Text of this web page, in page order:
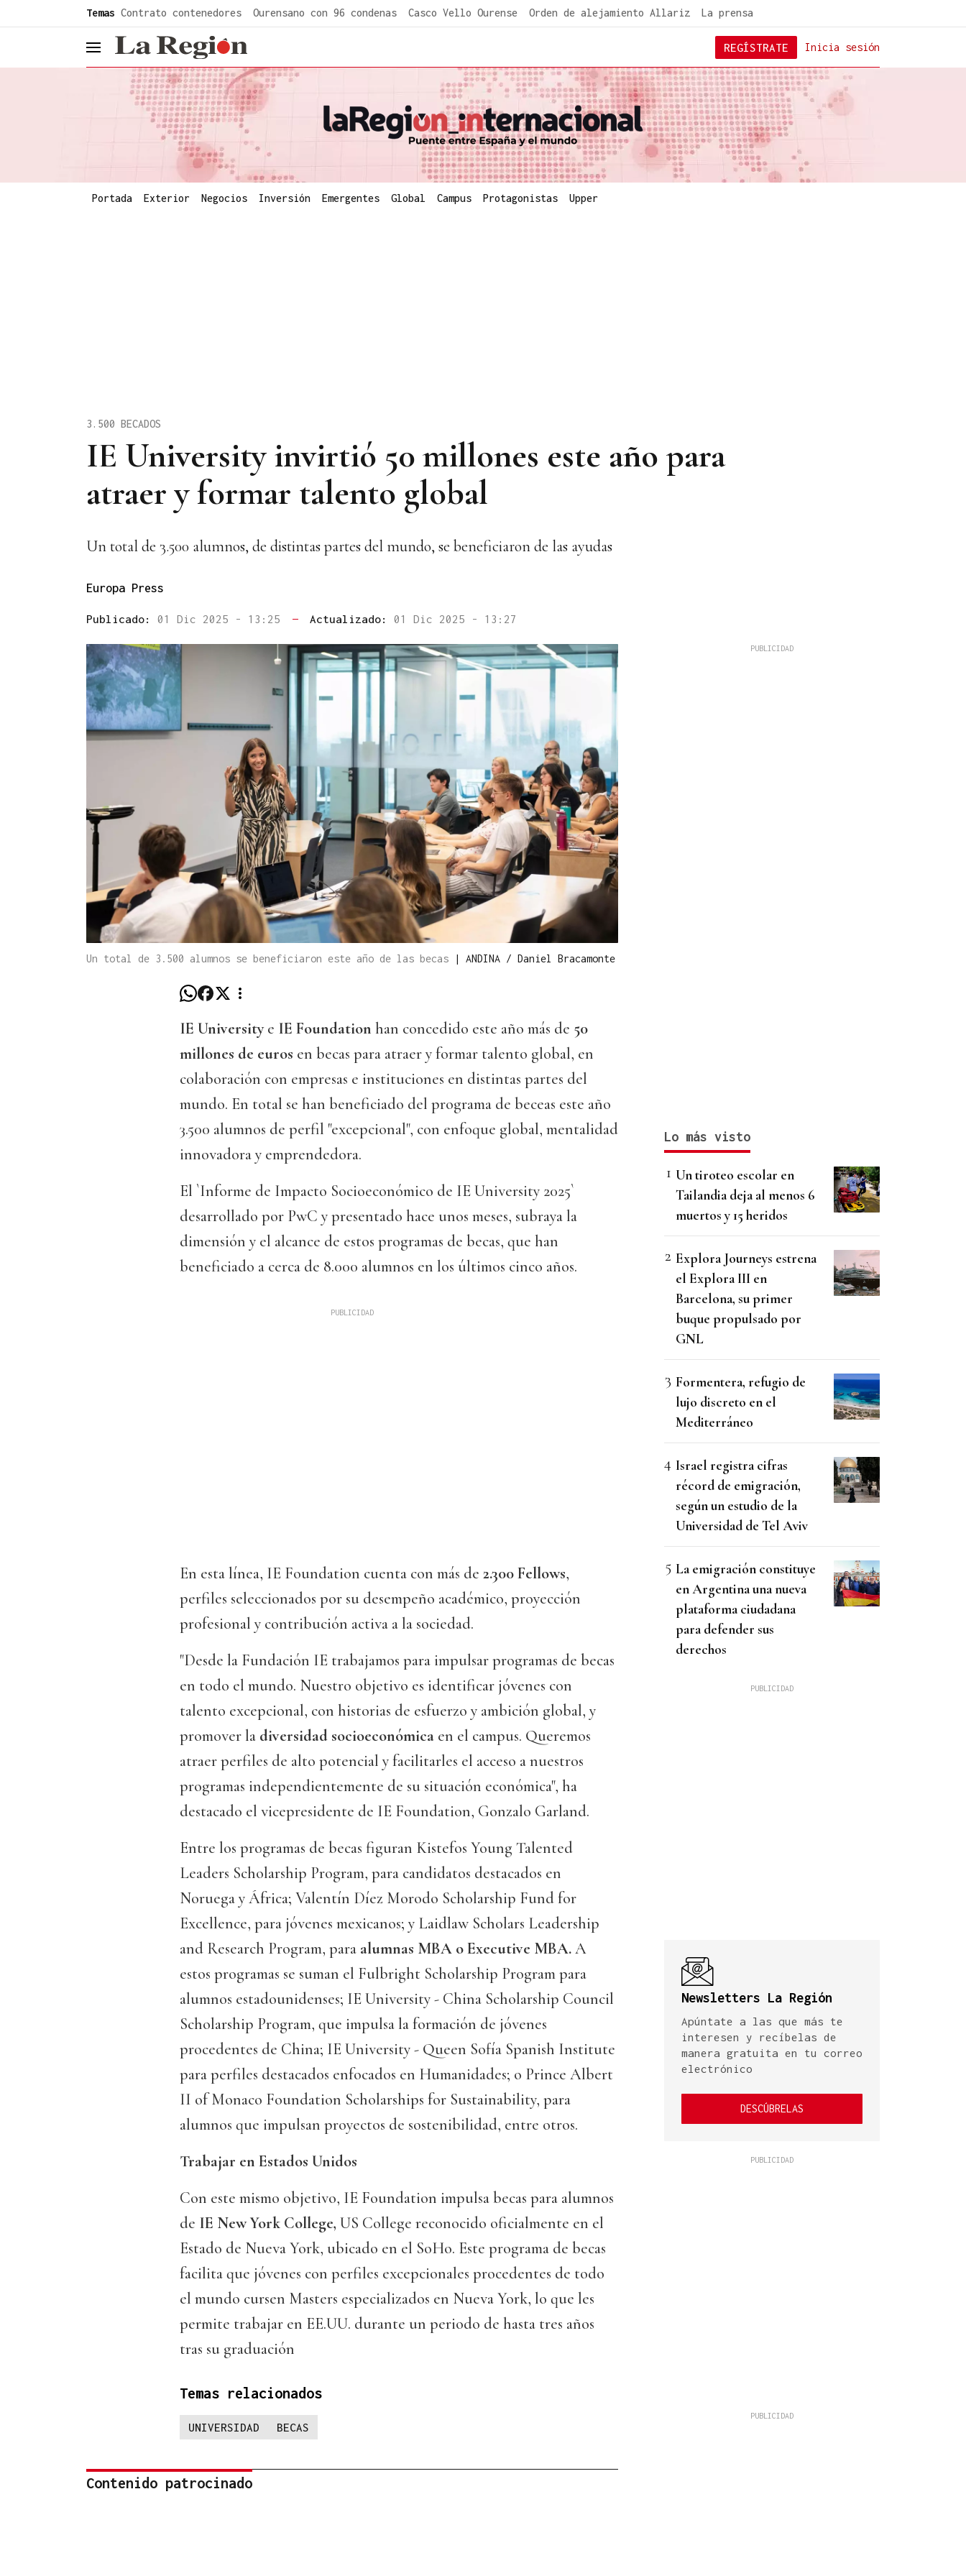
Temas Contrato contenedores Ourensano con 96 condenas Casco Vello Ourense Orden de alejamiento Allariz La prensa
header.menu.open Inicia sesión
REGÍSTRATE
Portada Exterior Negocios Inversión Emergentes Global Campus Protagonistas Upper
IE University invirtió 50 millones este año para
atraer y formar talento global
3.500 BECADOS
Un total de 3.500 alumnos, de distintas partes del mundo, se beneficiaron de las ayudas
Europa Press
Publicado: 01 Dic 2025 - 13:25 — Actualizado: 01 Dic 2025 - 13:27
Un total de 3.500 alumnos se beneficiaron este año de las becas | ANDINA / Daniel Bracamonte
IE Universitye IE Foundation han concedido este año más de 50
millones de euros en becas para atraer y formar talento global, en
colaboración con empresas e instituciones en distintas partes del
mundo. En total se han beneficiado del programa de beceas este año
3.500 alumnos de perfil "excepcional", con enfoque global, mentalidad
innovadora y emprendedora.
El `Informe de Impacto Socioeconómico de IE University 2025`
desarrollado por PwC y presentado hace unos meses, subraya la
dimensión y el alcance de estos programas de becas, que han
beneficiado a cerca de 8.000 alumnos en los últimos cinco años.
En esta línea, IE Foundation cuenta con más de 2.300 Fellows,
perfiles seleccionados por su desempeño académico, proyección
profesional y contribución activa a la sociedad.
"Desde la Fundación IE trabajamos para impulsar programas de becas
en todo el mundo. Nuestro objetivo es identificar jóvenes con
talento excepcional, con historias de esfuerzo y ambición global, y
promover la diversidad socioeconómica en el campus. Queremos
atraer perfiles de alto potencial y facilitarles el acceso a nuestros
programas independientemente de su situación económica", ha
destacado el vicepresidente de IE Foundation, Gonzalo Garland.
Entre los programas de becas figuran Kistefos Young Talented
Leaders Scholarship Program, para candidatos destacados en
Noruega y África; Valentín Díez Morodo Scholarship Fund for
Excellence, para jóvenes mexicanos; y Laidlaw Scholars Leadership
and Research Program, para alumnas MBA o Executive MBA.A
estos programas se suman el Fulbright Scholarship Program para
alumnos estadounidenses; IE University - China Scholarship Council
Scholarship Program, que impulsa la formación de jóvenes
procedentes de China; IE University - Queen Sofía Spanish Institute
para perfiles destacados enfocados en Humanidades; o Prince Albert
II of Monaco Foundation Scholarships for Sustainability, para
alumnos que impulsan proyectos de sostenibilidad, entre otros.
Trabajar en Estados Unidos
Con este mismo objetivo, IE Foundation impulsa becas para alumnos
de IE New York College, US College reconocido oficialmente en el
Estado de Nueva York, ubicado en el SoHo. Este programa de becas
facilita que jóvenes con perfiles excepcionales procedentes de todo
el mundo cursen Masters especializados en Nueva York, lo que les
permite trabajar en EE.UU. durante un periodo de hasta tres años
tras su graduación
Temas relacionados
UNIVERSIDAD BECAS
Contenido patrocinado
Lo más visto
Un tiroteo escolar en
Tailandia deja al menos 6
muertos y 15 heridos
Explora Journeys estrena
el Explora III en
Barcelona, su primer
buque propulsado por
GNL
Formentera, refugio de
lujo discreto en el
Mediterráneo
Israel registra cifras
récord de emigración,
según un estudio de la
Universidad de Tel Aviv
La emigración constituye
en Argentina una nueva
plataforma ciudadana
para defender sus
derechos
Newsletters La Región
Apúntate a las que más te
interesen y recíbelas de
manera gratuita en tu correo
electrónico
DESCÚBRELAS